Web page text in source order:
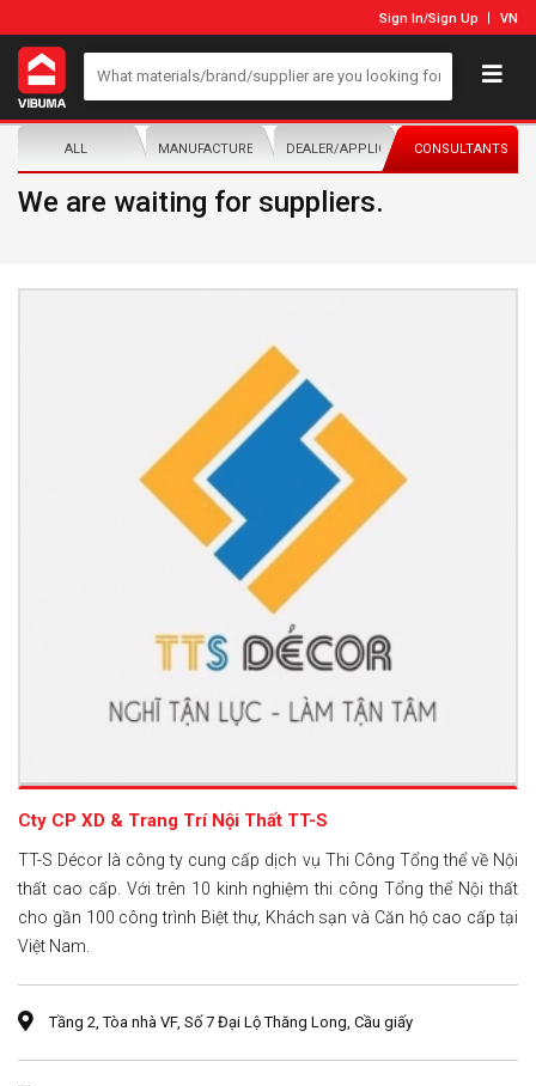
Sign In/Sign Up VN
ALL MANUFACTURER/DISTRIBUTORDEALER/APPLICATORCONSULTANTS
We are waiting for suppliers.
Cty CP XD & Trang Trí Nội Thất TT-S
TT-S Décor là công ty cung cấp dịch vụ Thi Công Tổng thể về Nội
thất cao cấp. Với trên 10 kinh nghiệm thi công Tổng thể Nội thất
cho gần 100 công trình Biệt thự, Khách sạn và Căn hộ cao cấp tại
Việt Nam.
Tầng 2, Tòa nhà VF, Số 7 Đại Lộ Thăng Long, Cầu giấy